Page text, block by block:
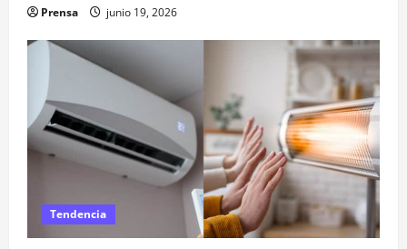
Prensa junio 19, 2026
Tendencia